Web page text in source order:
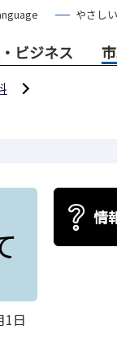
やさし
ビジネス
1日
情